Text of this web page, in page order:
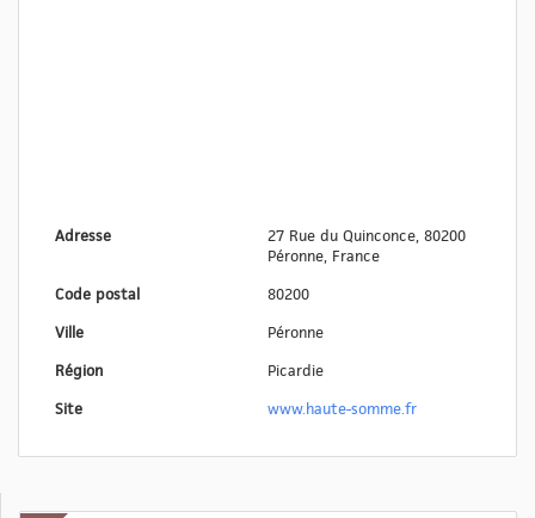
Adresse
27 Rue du Quinconce, 80200
Péronne, France
Code postal
80200
Ville
Péronne
Région
Picardie
Site
www.haute-somme.fr